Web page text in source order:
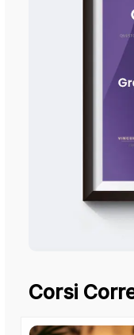
Corsi